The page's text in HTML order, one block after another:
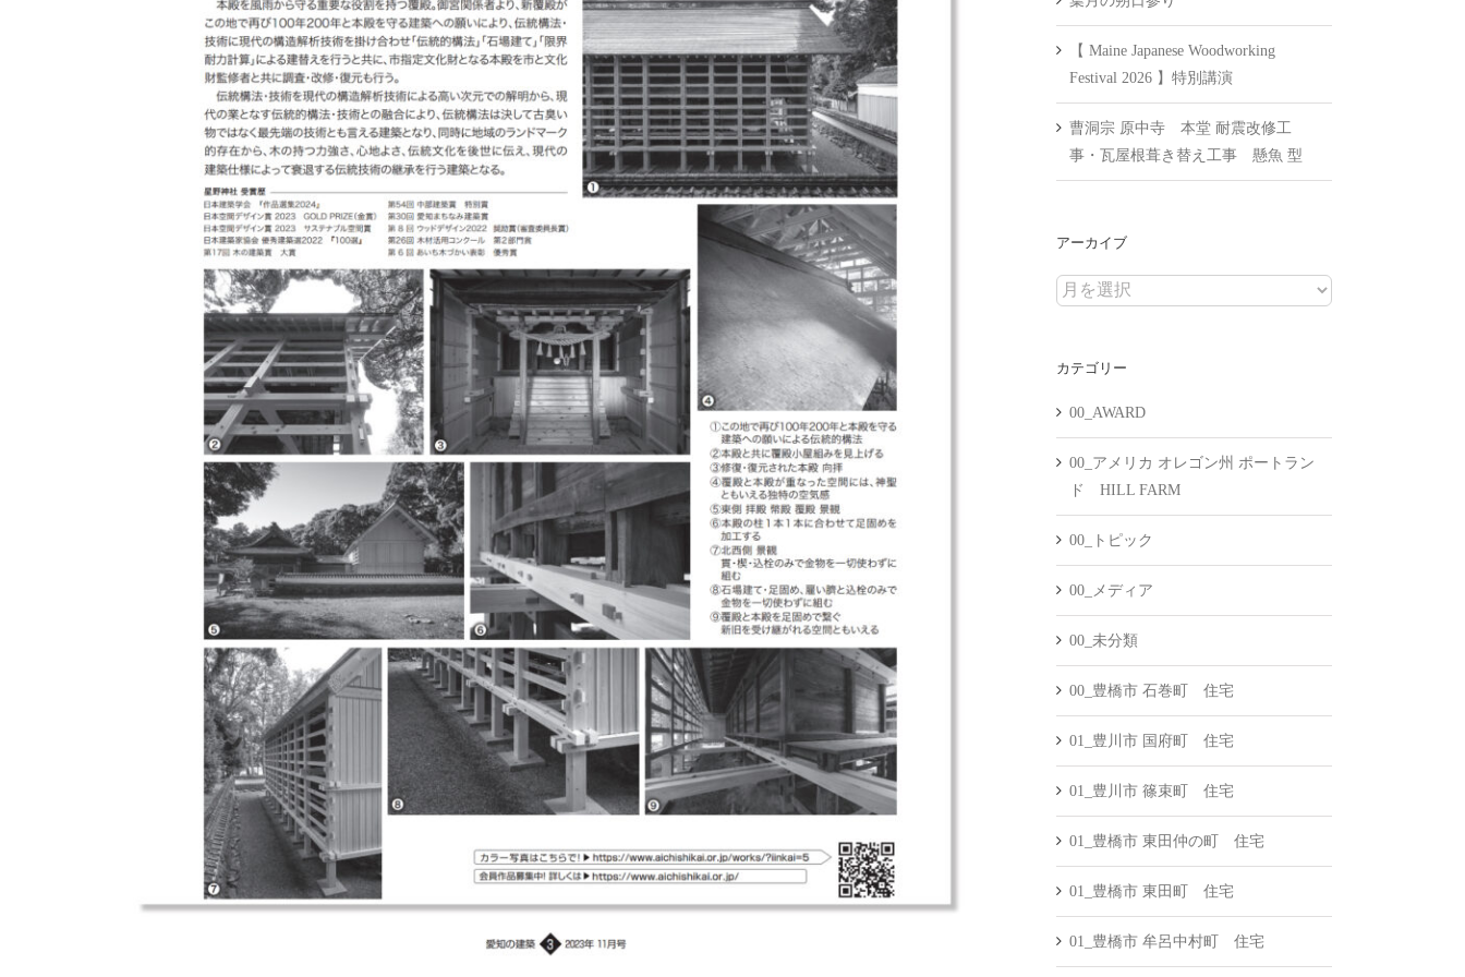
【 Maine Japanese Woodworking
Festival 2026 】特別講演
曹洞宗 原中寺 本堂 耐震改修工
事・瓦屋根葺き替え工事 懸魚 型
アーカイブ
ア
イ
カテゴリー
00_AWARD
00_アメリカ オレゴン州 ポートラン
ド HILL FARM
00_トピック
00_メディア
00_未分類
00_豊橋市 石巻町 住宅
01_豊川市 国府町 住宅
01_豊川市 篠束町 住宅
01_豊橋市 東田仲の町 住宅
01_豊橋市 東田町 住宅
01_豊橋市 牟呂中村町 住宅